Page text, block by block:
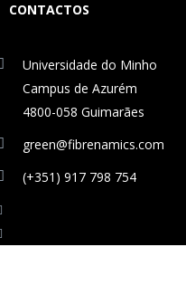
CONTACTOS
Universidade do Minho
Campus de Azurém
4800-058 Guimarães
green@fibrenamics.com
(+351) 917 798 754